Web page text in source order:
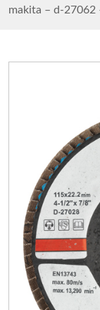
makita – d-27062